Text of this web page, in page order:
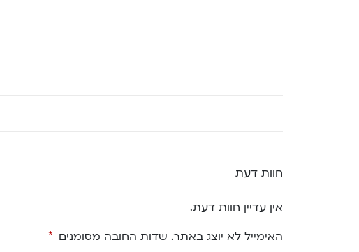
חוות דעת
אין עדיין חוות דעת.
האימייל לא יוצג באתר. שדות החובה מסומנים *